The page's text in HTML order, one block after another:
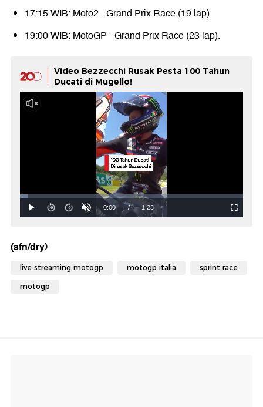
17:15 WIB: Moto2 - Grand Prix Race (19 lap)
19:00 WIB: MotoGP - Grand Prix Race (23 lap).
Video Bezzecchi Rusak Pesta 100 Tahun
Ducati di Mugello!
(sfn/dry)
live streaming motogp motogp italia sprint race
motogp